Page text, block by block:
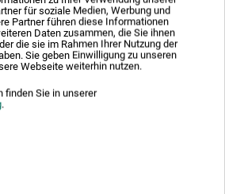
für soziale Medien, Werbung und
Partner führen diese Informationen
Daten zusammen, die Sie ihnen
die sie im Rahmen Ihrer Nutzung der
Sie geben Einwilligung zu unseren
Webseite weiterhin nutzen.
finden Sie in unserer
.
kontakt
+ logistics